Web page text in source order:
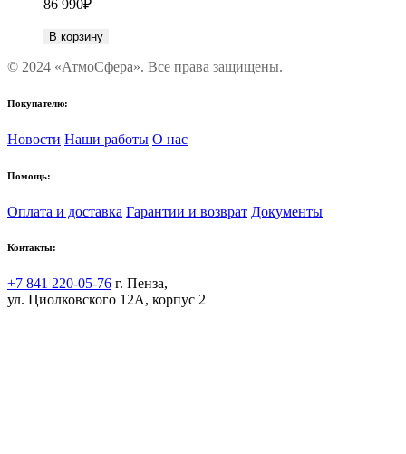
86 990₽
В корзину
© 2024 «АтмоСфера». Все права защищены.
Покупателю:
Новости Наши работы О нас
Помощь:
Оплата и доставка Гарантии и возврат Документы
Контакты:
+7 841 220-05-76 г. Пенза,
ул. Циолковского 12А, корпус 2